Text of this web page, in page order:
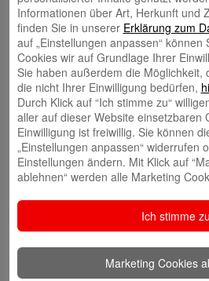
Angeboten wird das audit von der
zur Qualitätssicherung des Zertifikats
Informationen über Art, Herkunft und
finden Sie in unserer Erklärung zum
auf „Einstellungen anpassen“ können
Cookies wir auf Grundlage Ihrer
Sie haben außerdem die Möglichkeit,
die nicht Ihrer Einwilligung bedürfen,
Durch Klick auf “Ich stimme zu“
aller auf dieser Website einsetzbaren
Einwilligung ist freiwillig. Sie können
„Einstellungen anpassen“ widerrufen
Einstellungen ändern. Mit Klick auf
ablehnen“ werden alle Marketing
Ich stimme zu
Marketing Cookies